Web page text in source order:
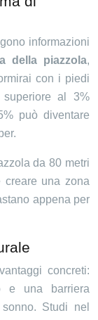
informazioni
della piazzola,
con i piedi
al 3%
può diventare
da 80 metri
una zona
appena per
concreti:
e una barriera
Studi nel